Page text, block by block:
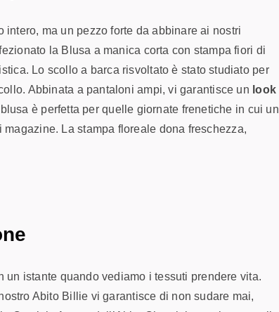
intero, ma un pezzo forte da abbinare ai nostri
la Blusa a manica corta con stampa fiori di
Lo scollo a barca risvoltato è stato studiato per
Abbinata a pantaloni ampi, vi garantisce un look
è perfetta per quelle giornate frenetiche in cui un
La stampa floreale dona freschezza,
istante quando vediamo i tessuti prendere vita.
Abito Billie vi garantisce di non sudare mai,